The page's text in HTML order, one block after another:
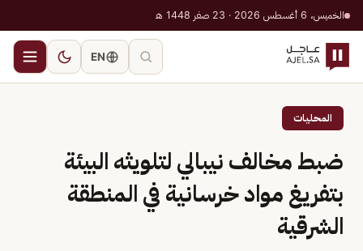
الخميس، 6 أغسطس 2026 · 23 صفر 1448 هـ
EN
المحليات
ضبط مخالف نيبالي لتلويثه البيئة
بتفريغ مواد خرسانية في المنطقة
الشرقية